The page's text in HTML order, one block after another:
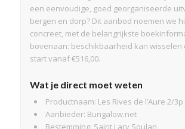
een eenvoudige, goed georganiseerde
bergen en dorp? Dit aanbod noemen we
concreet, met de belangrijkste
bovenaan: beschikbaarheid kan wisselen
start vanaf €516,00.
Wat je direct moet weten
Productnaam: Les Rives de l’Aure 2/3p
Aanbieder: Bungalow.net
Bestemming: Saint Lary Soulan